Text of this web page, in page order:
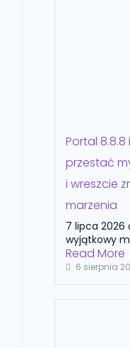
Portal 8.8.8
przestać
i wreszcie
marzenia
7 lipca 2026
wyjątkowy
Read More
6 sierpnia